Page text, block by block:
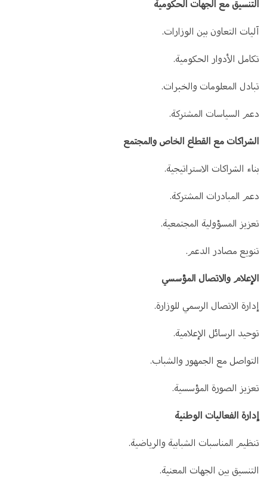
التنسيق مع الجهات الحكومية
آليات التعاون بين الوزارات.
تكامل الأدوار الحكومية.
تبادل المعلومات والخبرات.
دعم السياسات المشتركة.
الشراكات مع القطاع الخاص والمجتمع
بناء الشراكات الاستراتيجية.
دعم المبادرات المشتركة.
تعزيز المسؤولية المجتمعية.
تنويع مصادر الدعم.
الإعلام والاتصال المؤسسي
إدارة الاتصال الرسمي للوزارة.
توحيد الرسائل الإعلامية.
التواصل مع الجمهور والشباب.
تعزيز الصورة المؤسسية.
إدارة الفعاليات الوطنية
تنظيم المناسبات الشبابية والرياضية.
التنسيق بين الجهات المعنية.